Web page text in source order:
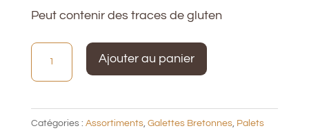
Peut contenir des traces de gluten
Ajouter au panier
Catégories : Assortiments, Galettes Bretonnes, Palets